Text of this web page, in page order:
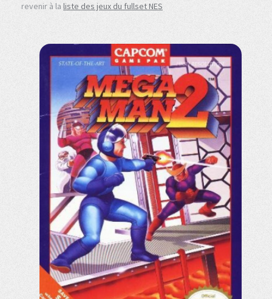
revenir à la liste des jeux du fullset NES